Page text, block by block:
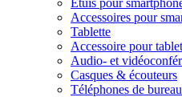
Étuis pour
Accessoires pour
Tablette
Accessoire pour
Audio- et
Casques & écouteurs
Téléphones de